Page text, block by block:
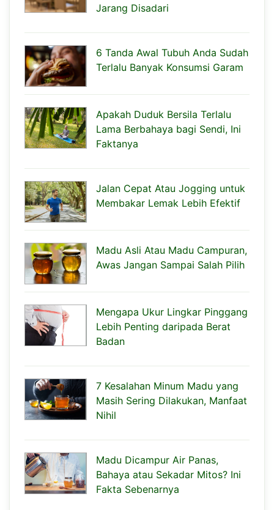
Jarang Disadari
6 Tanda Awal Tubuh Anda Sudah
Terlalu Banyak Konsumsi Garam
Apakah Duduk Bersila Terlalu
Lama Berbahaya bagi Sendi, Ini
Faktanya
Jalan Cepat Atau Jogging untuk
Membakar Lemak Lebih Efektif
Madu Asli Atau Madu Campuran,
Awas Jangan Sampai Salah Pilih
Mengapa Ukur Lingkar Pinggang
Lebih Penting daripada Berat
Badan
7 Kesalahan Minum Madu yang
Masih Sering Dilakukan, Manfaat
Nihil
Madu Dicampur Air Panas,
Bahaya atau Sekadar Mitos? Ini
Fakta Sebenarnya